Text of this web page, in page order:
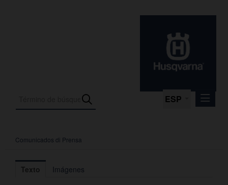
ESP
Comunicados di Prensa
Media
Comunicados di Prensa
Texto Imágenes